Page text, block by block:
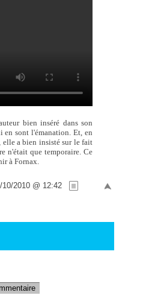
bien inséré dans son
en sont l'émanation. Et, en
a bien insisté sur le fait
n'était que temporaire. Ce
à Fornax.
10/2010 @ 12:42